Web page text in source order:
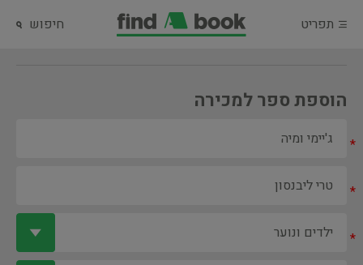
תפריט חיפוש
הוספת ספר למכירה
*
*
*